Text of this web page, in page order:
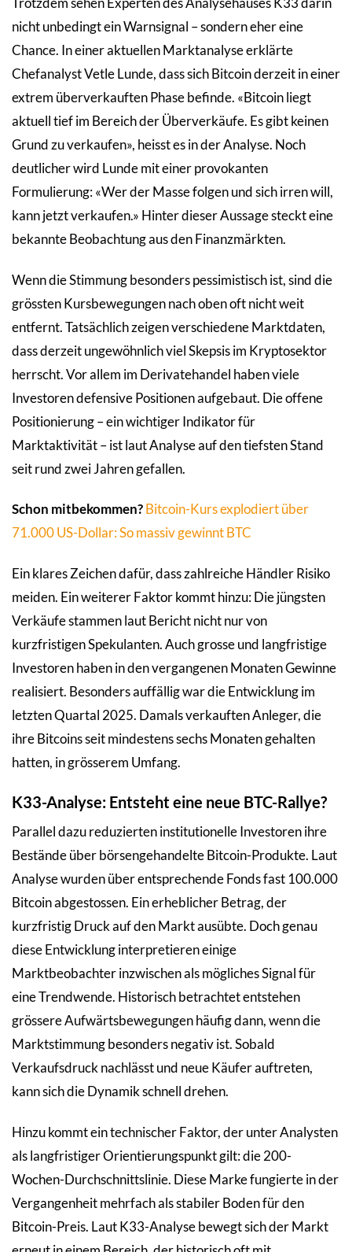
nicht unbedingt ein Warnsignal – sondern eher eine
Chance. In einer aktuellen Marktanalyse erklärte
Chefanalyst Vetle Lunde, dass sich Bitcoin derzeit in einer
extrem überverkauften Phase befinde. «Bitcoin liegt
aktuell tief im Bereich der Überverkäufe. Es gibt keinen
Grund zu verkaufen», heisst es in der Analyse. Noch
deutlicher wird Lunde mit einer provokanten
Formulierung: «Wer der Masse folgen und sich irren will,
kann jetzt verkaufen.» Hinter dieser Aussage steckt eine
bekannte Beobachtung aus den Finanzmärkten.
Wenn die Stimmung besonders pessimistisch ist, sind die
grössten Kursbewegungen nach oben oft nicht weit
entfernt. Tatsächlich zeigen verschiedene Marktdaten,
dass derzeit ungewöhnlich viel Skepsis im Kryptosektor
herrscht. Vor allem im Derivatehandel haben viele
Investoren defensive Positionen aufgebaut. Die offene
Positionierung – ein wichtiger Indikator für
Marktaktivität – ist laut Analyse auf den tiefsten Stand
seit rund zwei Jahren gefallen.
Schon mitbekommen?Bitcoin-Kurs explodiert über
71.000 US-Dollar: So massiv gewinnt BTC
Ein klares Zeichen dafür, dass zahlreiche Händler Risiko
meiden. Ein weiterer Faktor kommt hinzu: Die jüngsten
Verkäufe stammen laut Bericht nicht nur von
kurzfristigen Spekulanten. Auch grosse und langfristige
Investoren haben in den vergangenen Monaten Gewinne
realisiert. Besonders auffällig war die Entwicklung im
letzten Quartal 2025. Damals verkauften Anleger, die
ihre Bitcoins seit mindestens sechs Monaten gehalten
hatten, in grösserem Umfang.
K33-Analyse: Entsteht eine neue BTC-Rallye?
Parallel dazu reduzierten institutionelle Investoren ihre
Bestände über börsengehandelte Bitcoin-Produkte. Laut
Analyse wurden über entsprechende Fonds fast 100.000
Bitcoin abgestossen. Ein erheblicher Betrag, der
kurzfristig Druck auf den Markt ausübte. Doch genau
diese Entwicklung interpretieren einige
Marktbeobachter inzwischen als mögliches Signal für
eine Trendwende. Historisch betrachtet entstehen
grössere Aufwärtsbewegungen häufig dann, wenn die
Marktstimmung besonders negativ ist. Sobald
Verkaufsdruck nachlässt und neue Käufer auftreten,
kann sich die Dynamik schnell drehen.
Hinzu kommt ein technischer Faktor, der unter Analysten
als langfristiger Orientierungspunkt gilt: die 200-
Wochen-Durchschnittslinie. Diese Marke fungierte in der
Vergangenheit mehrfach als stabiler Boden für den
Bitcoin-Preis. Laut K33-Analyse bewegt sich der Markt